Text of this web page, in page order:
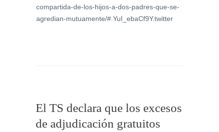
compartida-de-los-hijos-a-dos-padres-que-se-
agredian-mutuamente/#.YuI_ebaCf9Y.twitter
El TS declara que los excesos
de adjudicación gratuitos